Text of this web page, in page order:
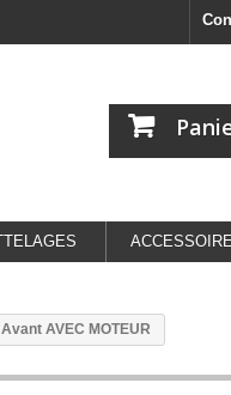
AVEC MOTEUR